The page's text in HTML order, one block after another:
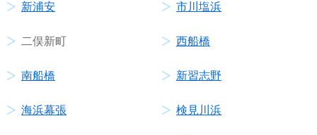
新浦安 市川塩浜
二俣新町 西船橋
南船橋 新習志野
海浜幕張 検見川浜